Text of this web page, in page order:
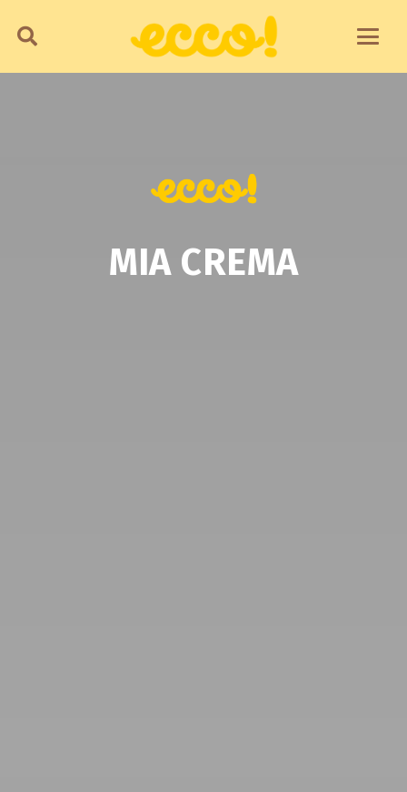
MIA CREMA